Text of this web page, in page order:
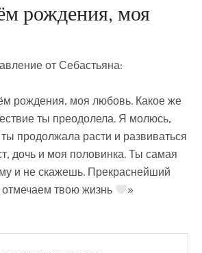
рождения, моя
от Себастьяна:
рождения, моя любовь. Какое же
ты преодолела. Я молюсь,
продолжала расти и развиваться
дочь и моя половинка. Ты самая
и не скажешь. Прекраснейший
твою жизнь
»